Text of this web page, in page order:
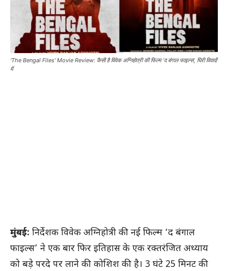
'The Bengal Files' Movie Review: कैसी है विवेक अग्निहोत्री की फिल्म ‘द बंगाल फाइल्स’, घिरी विवादों
में
मुंबई: निर्देशक विवेक अग्निहोत्री की नई फिल्म ‘द बंगाल
फाइल्स’ ने एक बार फिर इतिहास के एक रक्तरंजित अध्याय
को बड़े परदे पर लाने की कोशिश की है। 3 घंटे 25 मिनट की